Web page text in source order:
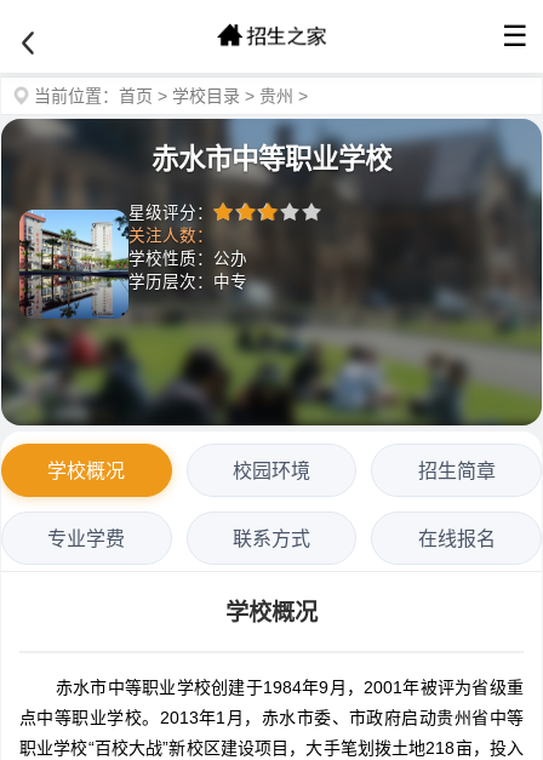
☰
当前位置： 首页 > 学校目录 > 贵州 >
赤水市中等职业学校
星级评分：
关注人数：
学校性质：公办
学历层次：中专
学校概况 校园环境 招生简章
专业学费 联系方式 在线报名
学校概况
赤水市中等职业学校创建于1984年9月，2001年被评为省级重
点中等职业学校。2013年1月，赤水市委、市政府启动贵州省中等
职业学校“百校大战”新校区建设项目，大手笔划拨土地218亩，投入